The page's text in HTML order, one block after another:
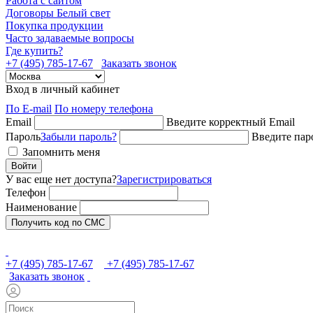
Договоры Белый свет
Покупка продукции
Часто задаваемые вопросы
Где купить?
+7 (495) 785-17-67
Заказать звонок
Вход в личный кабинет
По E-mail По номеру телефона
Email
Введите корректный Email
ПарольЗабыли пароль?
Введите
Запомнить меня
Войти
У вас еще нет доступа?Зарегистрироваться
Телефон
Наименование
Получить код по СМС
+7 (495) 785-17-67
+7 (495) 785-17-67
Заказать звонок